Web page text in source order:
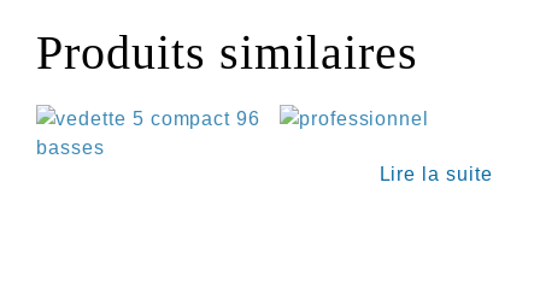
Produits similaires
Lire la suite